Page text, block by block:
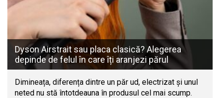
Dyson Airstrait sau placa clasică? Alegerea
depinde de felul în care îți aranjezi părul
Dimineața, diferența dintre un păr ud, electrizat și unul
neted nu stă întotdeauna în produsul cel mai scump.